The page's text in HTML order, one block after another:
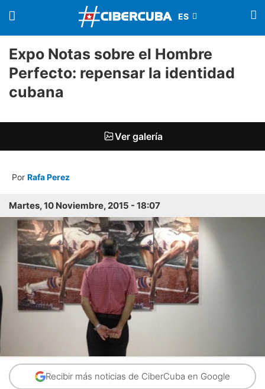
Expo Notas sobre el Hombre
Perfecto: repensar la identidad
cubana
Ver galería
Por Rafa Perez
Martes, 10 Noviembre, 2015 - 18:07
Recibir más noticias de CiberCuba en Google